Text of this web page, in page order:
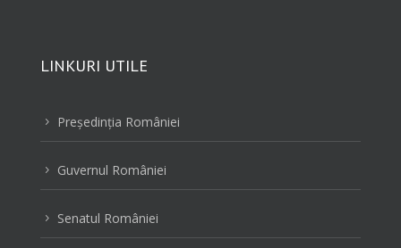
LINKURI UTILE
5 Preşedinţia României
5 Guvernul României
5 Senatul României